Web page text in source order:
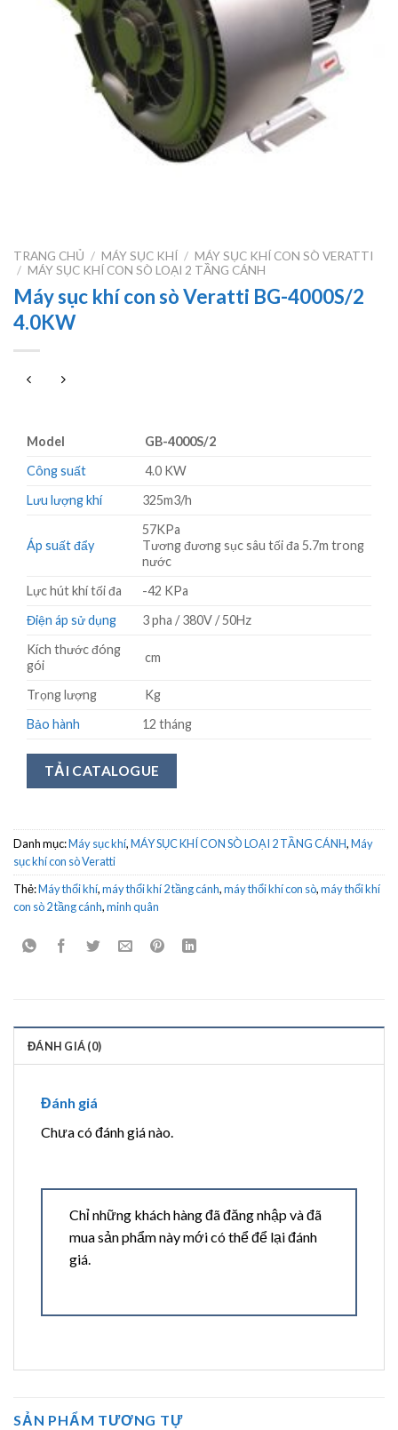
TRANG CHỦ / MÁY SỤC KHÍ / MÁY SỤC KHÍ CON SÒ VERATTI
/ MÁY SỤC KHÍ CON SÒ LOẠI 2 TẦNG CÁNH
Máy sục khí con sò Veratti BG-4000S/2
4.0KW
Model
GB-4000S/2
Công suất
4.0 KW
Lưu lượng khí
325m3/h
Áp suất đẩy
57KPa
Tương đương sục sâu tối đa 5.7m trong
nước
Lực hút khí tối đa
-42 KPa
Điện áp sử dụng
3 pha / 380V / 50Hz
Kích thước đóng
gói
cm
Trọng lượng
Kg
Bảo hành
12 tháng
TẢI CATALOGUE
Danh mục:Máy sục khí,MÁY SỤC KHÍ CON SÒ LOẠI 2 TẦNG CÁNH,Máy
sục khí con sò Veratti
Thẻ:Máy thổi khí,máy thổi khí 2 tầng cánh,máy thổi khí con sò,máy thổi khí
con sò 2 tầng cánh,minh quân
ĐÁNH GIÁ (0)
Đánh giá
Chưa có đánh giá nào.
Chỉ những khách hàng đã đăng nhập và đã
mua sản phẩm này mới có thể để lại đánh
giá.
SẢN PHẨM TƯƠNG TỰ